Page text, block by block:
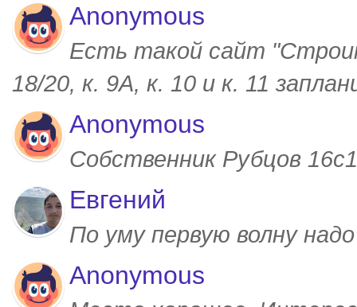
Anonymous
Есть такой сайт
18/20, к. 9А, к. 10 и к. 11
Anonymous
Собственник Рубцов
Евгений
По уму первую волну
Anonymous